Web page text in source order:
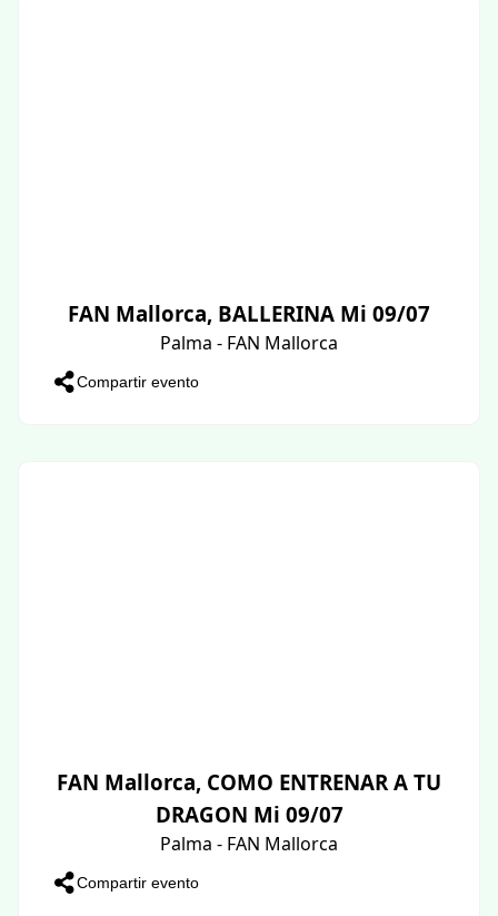
FAN Mallorca, BALLERINA Mi 09/07
Palma - FAN Mallorca
Compartir evento
FAN Mallorca, COMO ENTRENAR A TU
DRAGON Mi 09/07
Palma - FAN Mallorca
Compartir evento